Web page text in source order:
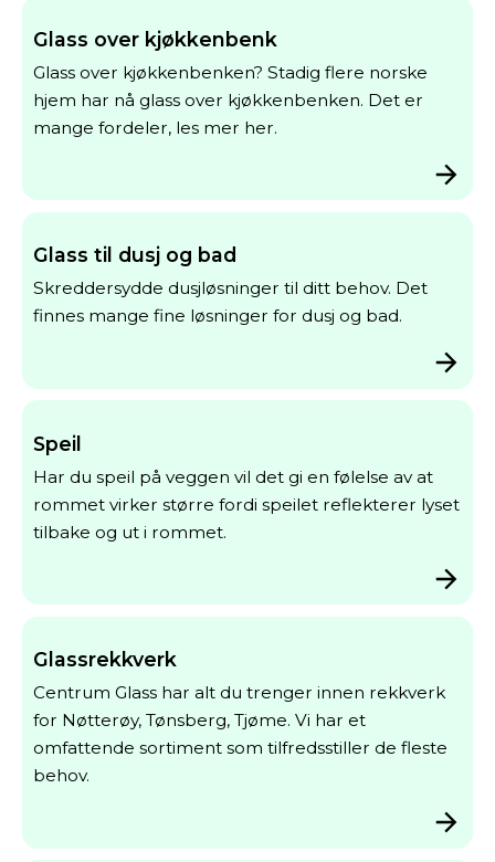
Glass over kjøkkenbenk
Glass over kjøkkenbenken? Stadig flere norske
hjem har nå glass over kjøkkenbenken. Det er
mange fordeler, les mer her.
Glass til dusj og bad
Skreddersydde dusjløsninger til ditt behov. Det
finnes mange fine løsninger for dusj og bad.
Speil
Har du speil på veggen vil det gi en følelse av at
rommet virker større fordi speilet reflekterer lyset
tilbake og ut i rommet.
Glassrekkverk
Centrum Glass har alt du trenger innen rekkverk
for Nøtterøy, Tønsberg, Tjøme. Vi har et
omfattende sortiment som tilfredsstiller de fleste
behov.